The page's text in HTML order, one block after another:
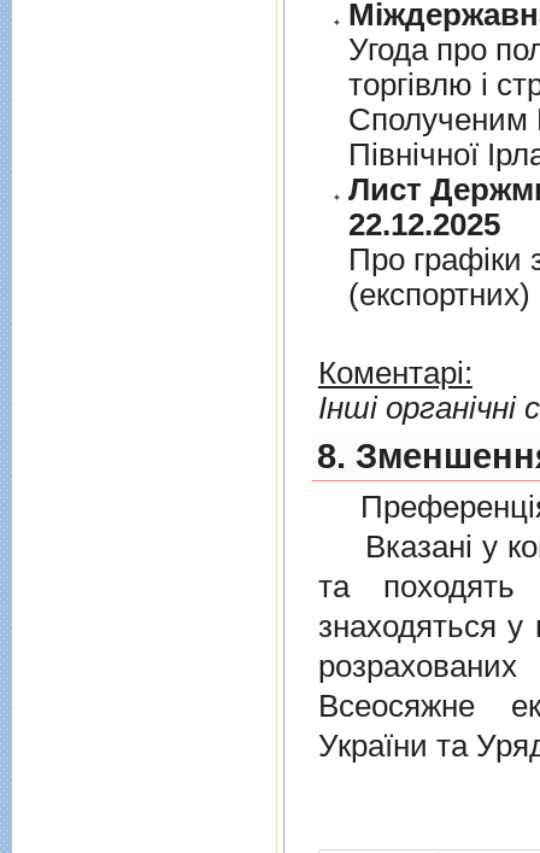
Угода про
торгiвлю i
Сполученим
Пiвнiчної
Лист
22.12.2025
Про графiки
Коментарі:
Інші органічні
8.
Вказані у
та походять
знаходяться у
Всеосяжне
України та